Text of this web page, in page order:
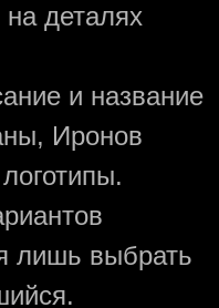
на деталях
и название
Иронов
лишь выбрать